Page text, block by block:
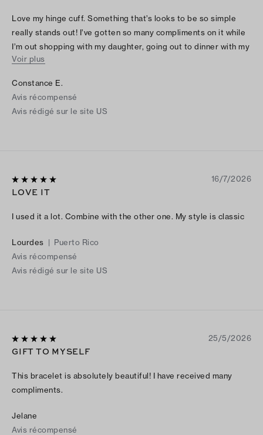
Love my hinge cuff. Something that’s looks to be so simple
really stands out! I’ve gotten so many compliments on it while
I’m out shopping with my daughter, going out to dinner with my
husband. This is a really nice piece of jewelry! Definitely
Voir plus
Constance E.
Avis récompensé
Avis rédigé sur le site US
16/7/2026
LOVE IT
I used it a lot. Combine with the other one. My style is classic
Lourdes | Puerto Rico
Avis récompensé
Avis rédigé sur le site US
25/5/2026
GIFT TO MYSELF
This bracelet is absolutely beautiful! I have received many
compliments.
Jelane
Avis récompensé